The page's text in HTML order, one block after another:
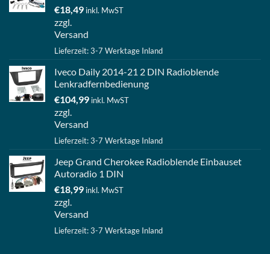
€18,49 inkl. MwST
zzgl.
Versand
Lieferzeit: 3-7 Werktage Inland
Iveco Daily 2014-21 2 DIN Radioblende
Lenkradfernbedienung
€104,99 inkl. MwST
zzgl.
Versand
Lieferzeit: 3-7 Werktage Inland
Jeep Grand Cherokee Radioblende Einbauset
Autoradio 1 DIN
€18,99 inkl. MwST
zzgl.
Versand
Lieferzeit: 3-7 Werktage Inland